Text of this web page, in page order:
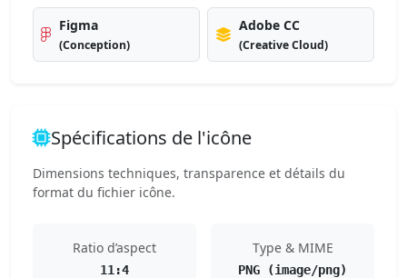
Figma
(Conception)
Adobe CC
(Creative Cloud)
Spécifications de l'icône
Dimensions techniques, transparence et détails du
format du fichier icône.
Ratio d’aspect
11:4
Type & MIME
PNG (image/png)